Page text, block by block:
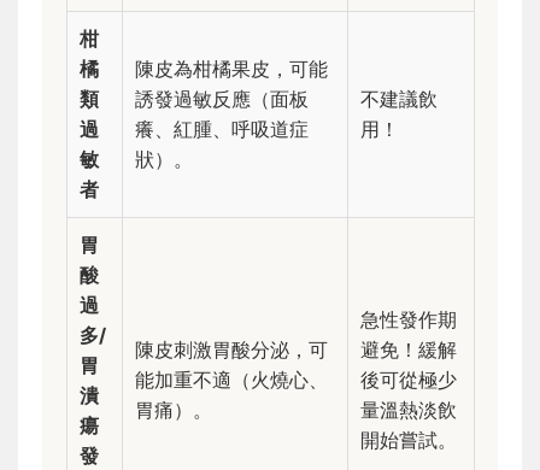
柑
橘
類
過
敏
者
陳皮為柑橘果皮，可能
誘發過敏反應（面板
癢、紅腫、呼吸道症
狀）。
不建議飲
用！
胃
酸
過
多/
胃
潰
瘍
發
陳皮刺激胃酸分泌，可
能加重不適（火燒心、
胃痛）。
急性發作期
避免！緩解
後可從極少
量溫熱淡飲
開始嘗試。